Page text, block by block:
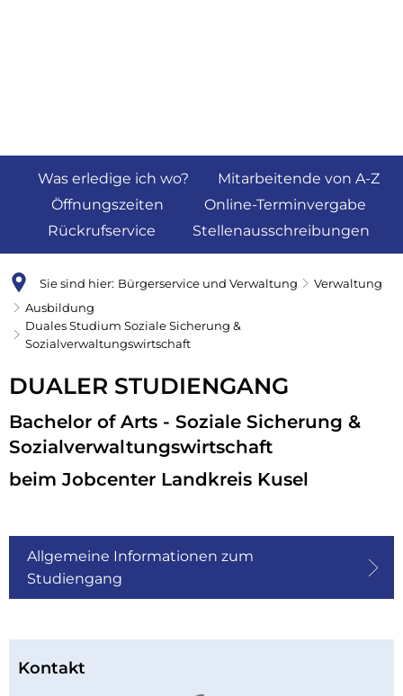
Was erledige ich wo?
Mitarbeitende von A-Z
Öffnungszeiten
Online-Terminvergabe
Rückrufservice
Stellenausschreibungen
Sie sind hier: Bürgerservice und Verwaltung
Verwaltung
Ausbildung
Duales Studium Soziale Sicherung &
Sozialverwaltungswirtschaft
Duales
Studium
Soziale
Sicherung
Sozialverwaltungswirtschaft
DUALER STUDIENGANG
Bachelor of Arts - Soziale Sicherung &
Sozialverwaltungswirtschaft
beim Jobcenter Landkreis Kusel
Allgemeine Informationen zum
Studiengang
Kontakt